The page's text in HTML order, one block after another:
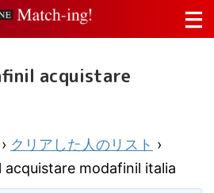
acquistare
› クリアした人のリスト ›
modafinil italia